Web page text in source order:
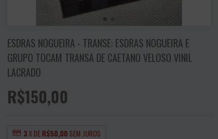
ESDRAS NOGUEIRA - TRANSE: ESDRAS NOGUEIRA E
GRUPO TOCAM TRANSA DE CAETANO VELOSO VINIL
LACRADO
R$150,00
3X DER$50,00SEM JUROS